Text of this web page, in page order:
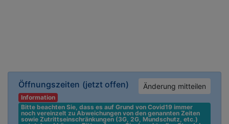
Öffnungszeiten (jetzt offen) Änderung mitteilen
Information
Bitte beachten Sie, dass es auf Grund von Covid19 immer
noch vereinzelt zu Abweichungen von den genannten Zeiten
sowie Zutrittseinschränkungen (3G, 2G, Mundschutz, etc.)